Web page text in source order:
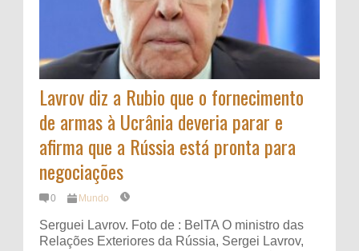
Lavrov diz a Rubio que o fornecimento
de armas à Ucrânia deveria parar e
afirma que a Rússia está pronta para
negociações
0 Mundo
Serguei Lavrov. Foto de : BelTA O ministro das
Relações Exteriores da Rússia, Sergei Lavrov,